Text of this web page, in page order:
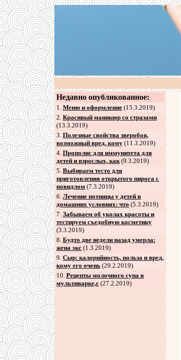
Недавно опубликованное:
1. Меню и оформление (15.3.2019)
2. Красивый маникюр со стразами
(13.3.2019)
3. Полезные свойства зверобоя,
возможный вред, кому (11.3.2019)
4. Прополис для иммунитета для
детей и взрослых, как(9.3.2019)
5. Выбираем тесто для
приготовления открытого пирога с
повидлом (7.3.2019)
6. Лечение потницы у детей в
домашних условиях: что (5.3.2019)
7. Забываем об уколах красоты и
тестируем съедобную косметику
(3.3.2019)
8. Будто две недели назад умерла:
жена экс (1.3.2019)
9. Сыр: калорийность, польза и вред,
кому его очень (29.2.2019)
10. Рецепты молочного супа в
мультиварке,с (27.2.2019)